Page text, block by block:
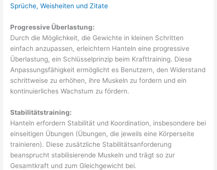
Sprüche, Weisheiten und Zitate
Progressive Überlastung:
Durch die Möglichkeit, die Gewichte in kleinen Schritten
einfach anzupassen, erleichtern Hanteln eine progressive
Überlastung, ein Schlüsselprinzip beim Krafttraining. Diese
Anpassungsfähigkeit ermöglicht es Benutzern, den Widerstand
schrittweise zu erhöhen, ihre Muskeln zu fordern und ein
kontinuierliches Wachstum zu fördern.
Stabilitätstraining:
Hanteln erfordern Stabilität und Koordination, insbesondere bei
einseitigen Übungen (Übungen, die jeweils eine Körperseite
trainieren). Diese zusätzliche Stabilitätsanforderung
beansprucht stabilisierende Muskeln und trägt so zur
Gesamtkraft und zum Gleichgewicht bei.